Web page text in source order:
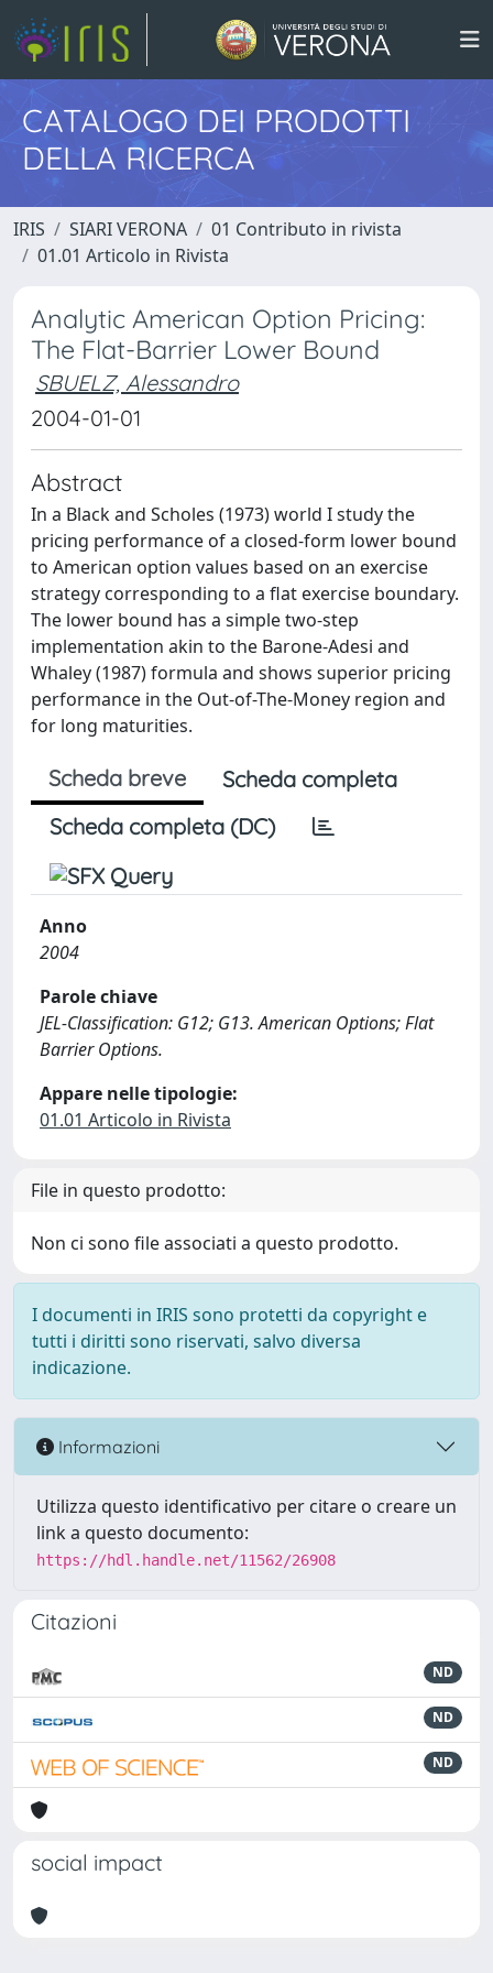
CATALOGO DEI PRODOTTI
DELLA RICERCA
IRIS SIARI VERONA
01 Contributo in rivista
01.01 Articolo in Rivista
Analytic American Option Pricing:
The Flat-Barrier Lower Bound
SBUELZ, Alessandro
2004-01-01
Abstract
In a Black and Scholes (1973) world I study the
pricing performance of a closed-form lower bound
to American option values based on an exercise
strategy corresponding to a flat exercise boundary.
The lower bound has a simple two-step
implementation akin to the Barone-Adesi and
Whaley (1987) formula and shows superior pricing
performance in the Out-of-The-Money region and
for long maturities.
Scheda breve
Scheda completa
Scheda completa (DC)
Anno
2004
Parole chiave
JEL-Classification: G12; G13. American Options; Flat
Barrier Options.
Appare nelle tipologie:
01.01 Articolo in Rivista
File in questo prodotto:
Non ci sono file associati a questo prodotto.
I documenti in IRIS sono protetti da copyright e
tutti i diritti sono riservati, salvo diversa
indicazione.
Informazioni
Utilizza questo identificativo per citare o creare un
link a questo documento:
https://hdl.handle.net/11562/26908
Citazioni
ND
ND
ND
social impact